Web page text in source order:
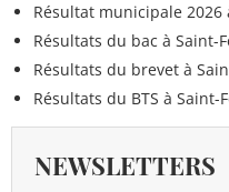
Résultat municipale 2026
Résultats du bac à Saint-
Résultats du brevet à
Résultats du BTS à Saint-
NEWSLETTERS